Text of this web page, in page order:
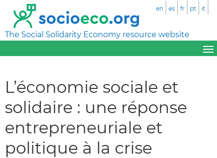
The Social Solidarity Economy resource website
en es fr pt it
L’économie sociale et
solidaire : une réponse
entrepreneuriale et
politique à la crise